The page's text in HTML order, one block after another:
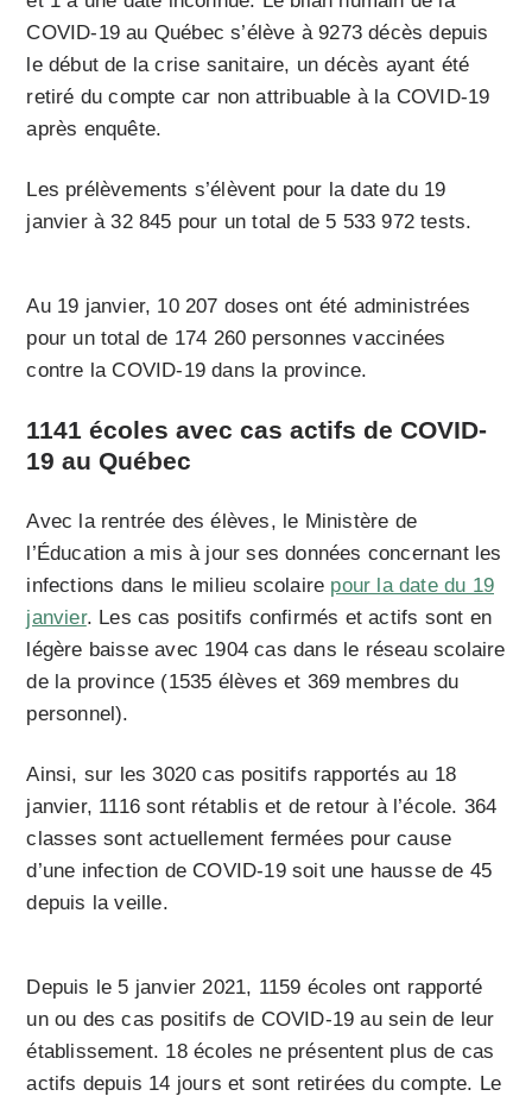
COVID-19 au Québec s’élève à 9273 décès depuis
le début de la crise sanitaire, un décès ayant été
retiré du compte car non attribuable à la COVID-19
après enquête.
Les prélèvements s’élèvent pour la date du 19
janvier à 32 845 pour un total de 5 533 972 tests.
Au 19 janvier, 10 207 doses ont été administrées
pour un total de 174 260 personnes vaccinées
contre la COVID-19 dans la province.
1141 écoles avec cas actifs de COVID-
19 au Québec
Avec la rentrée des élèves, le Ministère de
l’Éducation a mis à jour ses données concernant les
infections dans le milieu scolaire pour la date du 19
janvier. Les cas positifs confirmés et actifs sont en
légère baisse avec 1904 cas dans le réseau scolaire
de la province (1535 élèves et 369 membres du
personnel).
Ainsi, sur les 3020 cas positifs rapportés au 18
janvier, 1116 sont rétablis et de retour à l’école. 364
classes sont actuellement fermées pour cause
d’une infection de COVID-19 soit une hausse de 45
depuis la veille.
Depuis le 5 janvier 2021, 1159 écoles ont rapporté
un ou des cas positifs de COVID-19 au sein de leur
établissement. 18 écoles ne présentent plus de cas
actifs depuis 14 jours et sont retirées du compte. Le